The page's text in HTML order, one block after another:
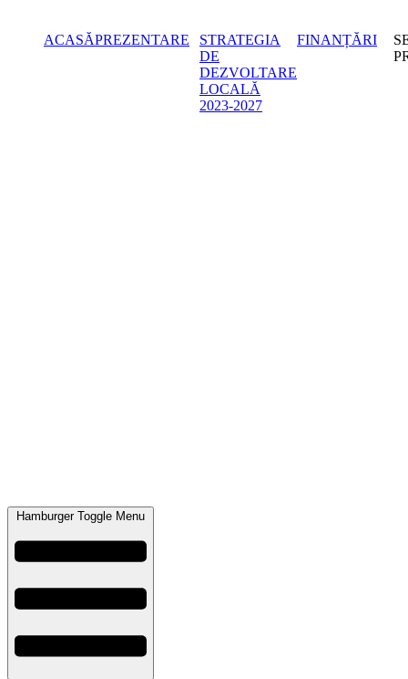
ACASĂPREZENTARE
STRATEGIA
DE
DEZVOLTARE
LOCALĂ
2023-2027
FINANȚĂRI
Hamburger Toggle Menu